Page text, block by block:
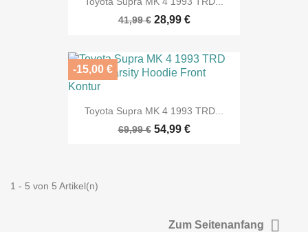
41,99 € 28,99 €
Toyota Supra MK 4 1993 TRD...
69,99 € 54,99 €
-15,00 €
1 - 5 von 5 Artikel(n)
Zum Seitenanfang 